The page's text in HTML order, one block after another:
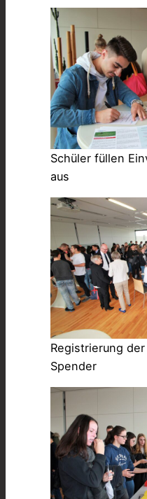
Schüler füllen
aus
Registrierung
Spender